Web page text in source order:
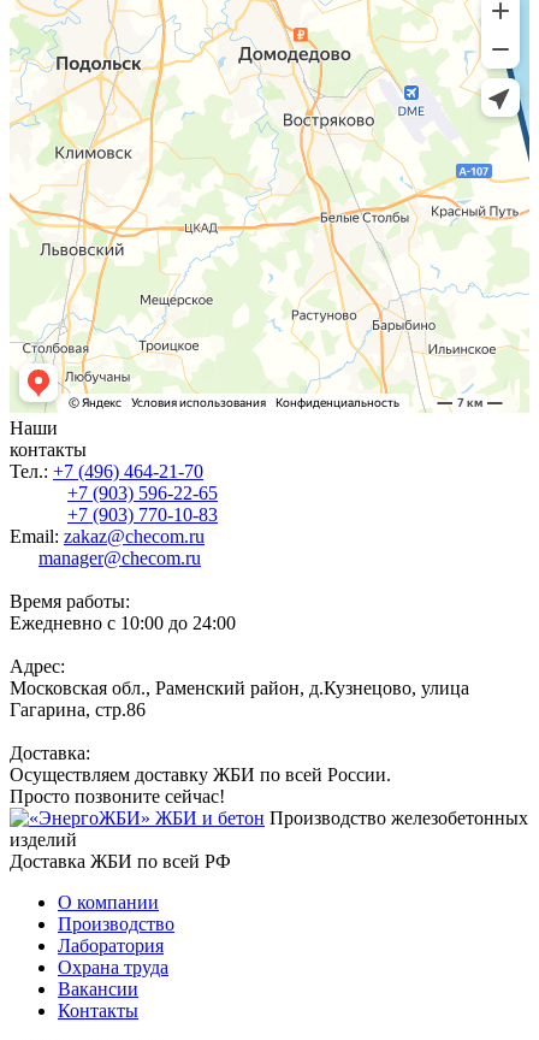
Наши
контакты
Тел.: +7 (496) 464-21-70
+7 (903) 596-22-65
+7 (903) 770-10-83
Email: zakaz@checom.ru
manager@checom.ru
Время работы:
Ежедневно с 10:00 до 24:00
Адрес:
Московская обл., Раменский район, д.Кузнецово, улица
Гагарина, стр.86
Доставка:
Осуществляем доставку ЖБИ по всей России.
Просто позвоните сейчас!
Производство железобетонных
изделий
Доставка ЖБИ по всей РФ
О компании
Производство
Лаборатория
Охрана труда
Вакансии
Контакты